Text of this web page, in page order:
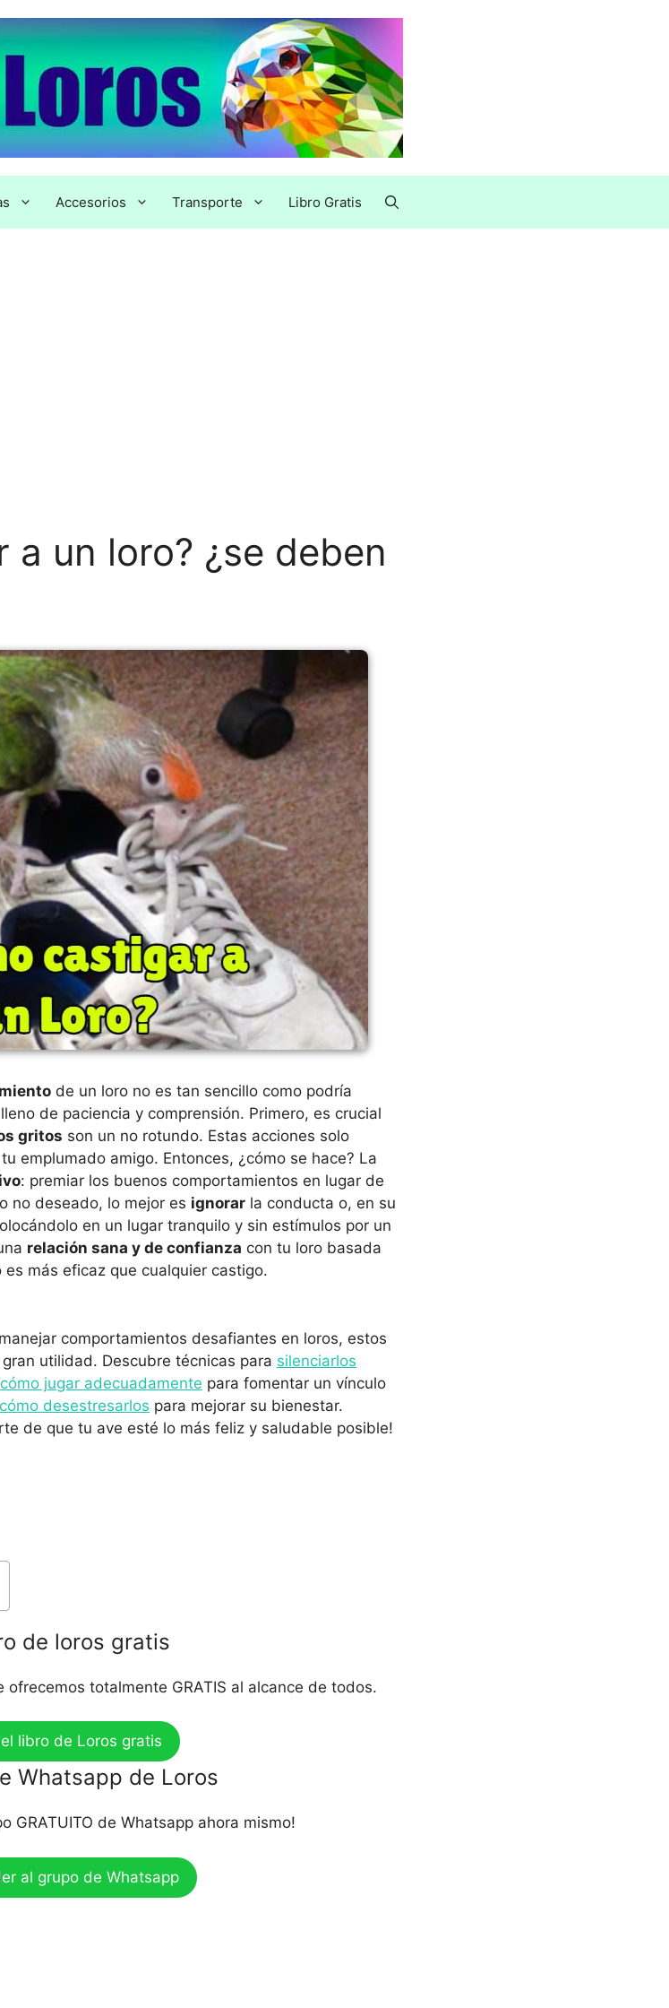
Accesorios Transporte Libro Gratis
a un loro? ¿se deben
de un loro no es tan sencillo como podría
de paciencia y comprensión. Primero, es crucial
gritos son un no rotundo. Estas acciones solo
emplumado amigo. Entonces, ¿cómo se hace? La
: premiar los buenos comportamientos en lugar de
no deseado, lo mejor es ignorar la conducta o, en su
en un lugar tranquilo y sin estímulos por un
relación sana y de confianza con tu loro basada
más eficaz que cualquier castigo.
comportamientos desafiantes en loros, estos
utilidad. Descubre técnicas para silenciarlos
cómo jugar adecuadamente para fomentar un vínculo
cómo desestresarlos para mejorar su bienestar.
de que tu ave esté lo más feliz y saludable posible!
de loros gratis
totalmente GRATIS al alcance de todos.
libro de Loros gratis
Whatsapp de Loros
GRATUITO de Whatsapp ahora mismo!
al grupo de Whatsapp